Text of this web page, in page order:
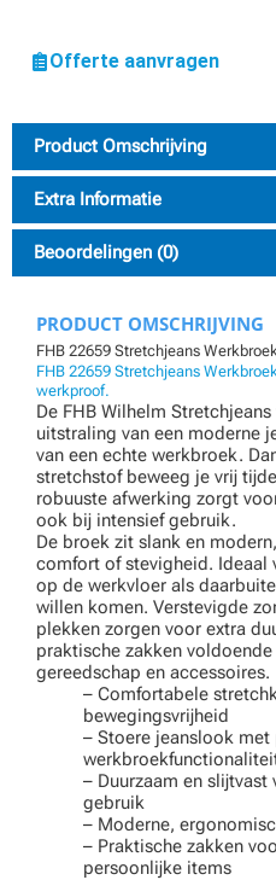
Offerte aanvragen
Product Omschrijving
Extra Informatie
Beoordelingen (0)
PRODUCT OMSCHRIJVING
FHB 22659 Stretchjeans
FHB 22659 Stretchjeans
werkproof.
De FHB Wilhelm
uitstraling van een moderne
van een echte werkbroek.
stretchstof beweeg je vrij
robuuste afwerking zorgt
ook bij intensief gebruik.
De broek zit slank en
comfort of stevigheid. Ideaal
op de werkvloer als
willen komen. Verstevigde
plekken zorgen voor extra
praktische zakken
gereedschap en accessoires.
– Comfortabele
bewegingsvrijheid
– Stoere jeanslook met
– Duurzaam en
gebruik
– Moderne,
– Praktische zakken
persoonlijke items